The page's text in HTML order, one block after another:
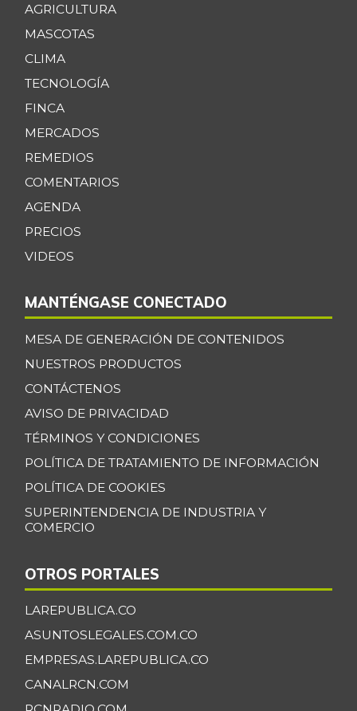
AGRICULTURA
MASCOTAS
CLIMA
TECNOLOGÍA
FINCA
MERCADOS
REMEDIOS
COMENTARIOS
AGENDA
PRECIOS
VIDEOS
MANTÉNGASE CONECTADO
MESA DE GENERACIÓN DE CONTENIDOS
NUESTROS PRODUCTOS
CONTÁCTENOS
AVISO DE PRIVACIDAD
TÉRMINOS Y CONDICIONES
POLÍTICA DE TRATAMIENTO DE INFORMACIÓN
POLÍTICA DE COOKIES
SUPERINTENDENCIA DE INDUSTRIA Y
COMERCIO
OTROS PORTALES
LAREPUBLICA.CO
ASUNTOSLEGALES.COM.CO
EMPRESAS.LAREPUBLICA.CO
CANALRCN.COM